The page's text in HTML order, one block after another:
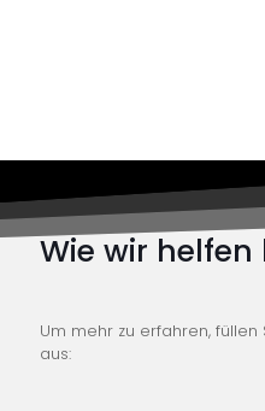
Wie wir helfen
Um mehr zu erfahren,
aus: